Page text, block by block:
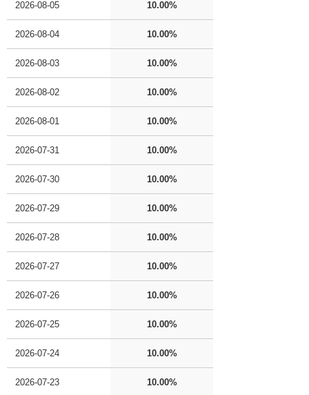
2026-08-05 10.00%
2026-08-04 10.00%
2026-08-03 10.00%
2026-08-02 10.00%
2026-08-01 10.00%
2026-07-31 10.00%
2026-07-30 10.00%
2026-07-29 10.00%
2026-07-28 10.00%
2026-07-27 10.00%
2026-07-26 10.00%
2026-07-25 10.00%
2026-07-24 10.00%
2026-07-23 10.00%